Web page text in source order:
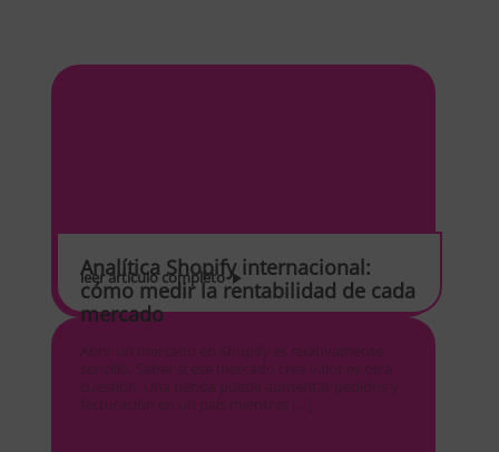
Analítica Shopify internacional:
cómo medir la rentabilidad de cada
mercado
Abrir un mercado en Shopify es relativamente
sencillo. Saber si ese mercado crea valor es otra
cuestión. Una tienda puede aumentar pedidos y
facturación en un país mientras […]
leer artículo completo